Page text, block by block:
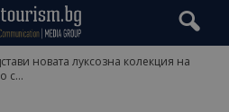
новата луксозна колекция на
с...